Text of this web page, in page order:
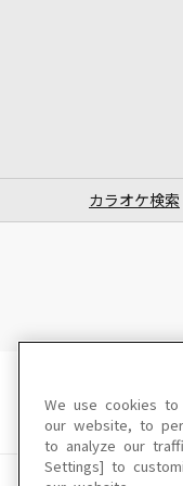
カラオケ検索
We use cookies to
our website, to
to analyze our
Settings] to